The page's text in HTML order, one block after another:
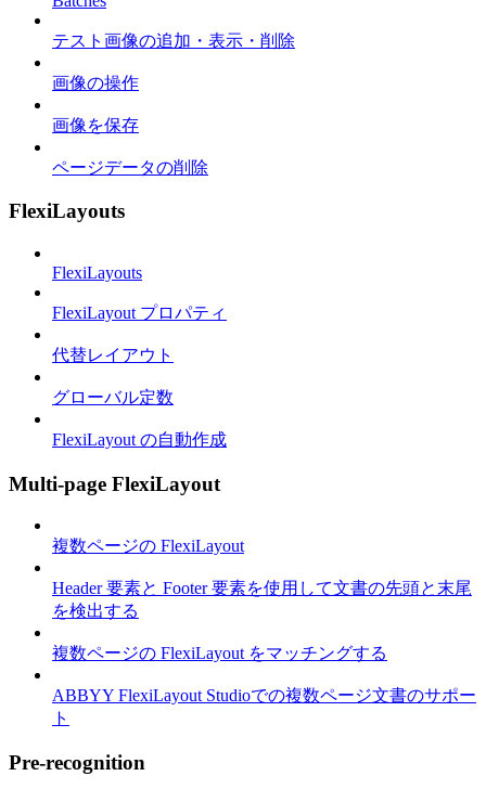
テスト画像の追加・表示・削除
画像の操作
画像を保存
ページデータの削除
FlexiLayouts
FlexiLayouts
FlexiLayout プロパティ
代替レイアウト
グローバル定数
FlexiLayout の自動作成
Multi-page FlexiLayout
複数ページの FlexiLayout
Header 要素と Footer 要素を使用して文書の先頭と末尾
を検出する
複数ページの FlexiLayout をマッチングする
ABBYY FlexiLayout Studioでの複数ページ文書のサポー
ト
Pre-recognition